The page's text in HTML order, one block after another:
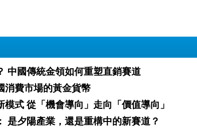
大廠總監跨界大健康！？ 中國傳統金領如何重塑直銷賽道
消費市場的黃金貨幣
中國經濟轉型下的直銷新模式 從「機會導向」走向「價值導向」
紅利退潮後的中國直銷： 是夕陽產業，還是重構中的新賽道？